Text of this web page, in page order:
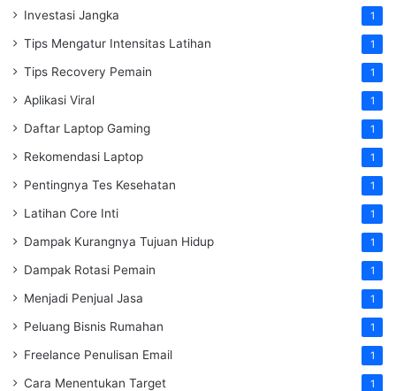
Investasi Jangka 1
Tips Mengatur Intensitas Latihan 1
Tips Recovery Pemain 1
Aplikasi Viral 1
Daftar Laptop Gaming 1
Rekomendasi Laptop 1
Pentingnya Tes Kesehatan 1
Latihan Core Inti 1
Dampak Kurangnya Tujuan Hidup 1
Dampak Rotasi Pemain 1
Menjadi Penjual Jasa 1
Peluang Bisnis Rumahan 1
Freelance Penulisan Email 1
Cara Menentukan Target 1